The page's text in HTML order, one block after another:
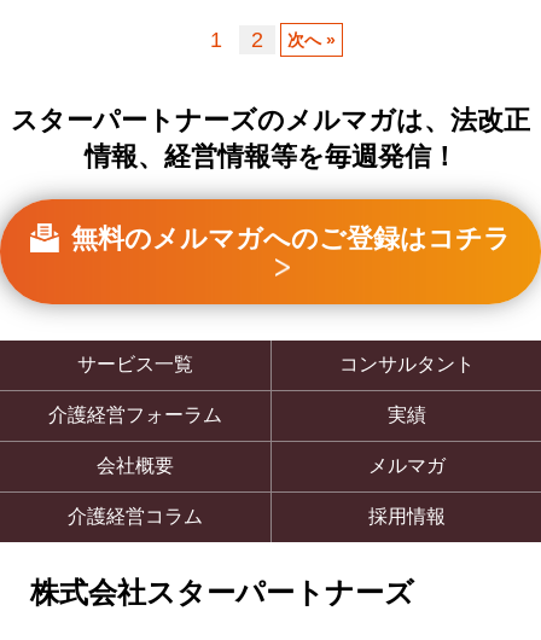
1 2 次へ »
スターパートナーズのメルマガは、法改正
情報、経営情報等を毎週発信！
無料のメルマガへのご登録はコチラ
サービス一覧 コンサルタント
介護経営フォーラム 実績
会社概要 メルマガ
介護経営コラム 採用情報
株式会社スターパートナーズ